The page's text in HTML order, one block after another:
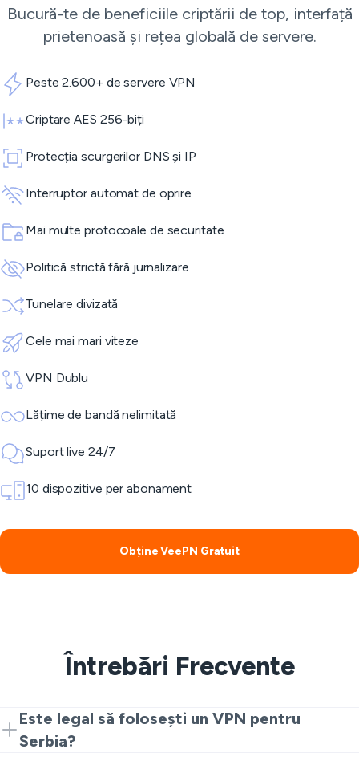
Bucură-te de beneficiile criptării de top, interfață
prietenoasă și rețea globală de servere.
Peste 2.600+ de servere VPN
Criptare AES 256-biți
Protecția scurgerilor DNS și IP
Interruptor automat de oprire
Mai multe protocoale de securitate
Politică strictă fără jurnalizare
Tunelare divizată
Cele mai mari viteze
VPN Dublu
Lățime de bandă nelimitată
Suport live 24/7
10 dispozitive per abonament
Obține VeePN Gratuit
Întrebări Frecvente
Este legal să folosești un VPN pentru
Serbia?